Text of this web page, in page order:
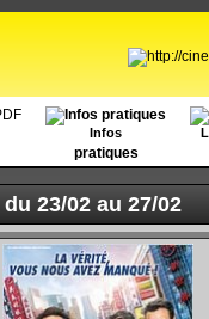
Infos
pratiques
du 23/02 au 27/02